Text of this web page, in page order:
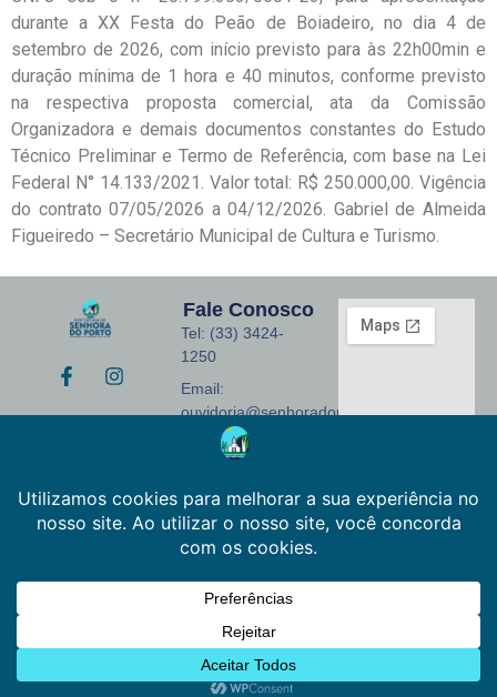
durante a XX Festa do Peão de Boiadeiro, no dia 4 de
setembro de 2026, com início previsto para às 22h00min e
duração mínima de 1 hora e 40 minutos, conforme previsto
na respectiva proposta comercial, ata da Comissão
Organizadora e demais documentos constantes do Estudo
Técnico Preliminar e Termo de Referência, com base na Lei
Federal N° 14.133/2021. Valor total: R$ 250.000,00. Vigência
do contrato 07/05/2026 a 04/12/2026. Gabriel de Almeida
Figueiredo – Secretário Municipal de Cultura e Turismo.
Fale Conosco
Tel: (33) 3424-
1250
Email:
ouvidoria@senhoradoporto.mg.gov.br
Endereço: Praça
Coelho, 155
Cep 39745-000
Horário de
funcionamento:
segunda a sexta-
feira | 08:00–17:00
2025 © Todos os direitos reservados.